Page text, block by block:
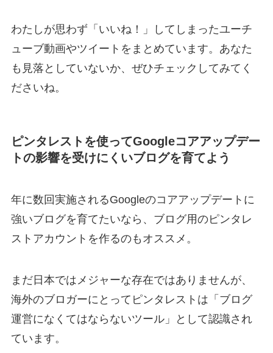
わたしが思わず「いいね！」してしまったユーチ
ューブ動画やツイートをまとめています。あなた
も見落としていないか、ぜひチェックしてみてく
ださいね。
ピンタレストを使ってGoogleコアアップデー
トの影響を受けにくいブログを育てよう
年に数回実施されるGoogleのコアアップデートに
強いブログを育てたいなら、ブログ用のピンタレ
ストアカウントを作るのもオススメ。
まだ日本ではメジャーな存在ではありませんが、
海外のブロガーにとってピンタレストは「ブログ
運営になくてはならないツール」として認識され
ています。